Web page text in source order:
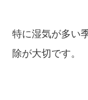
特に湿気が多い
除が大切です。